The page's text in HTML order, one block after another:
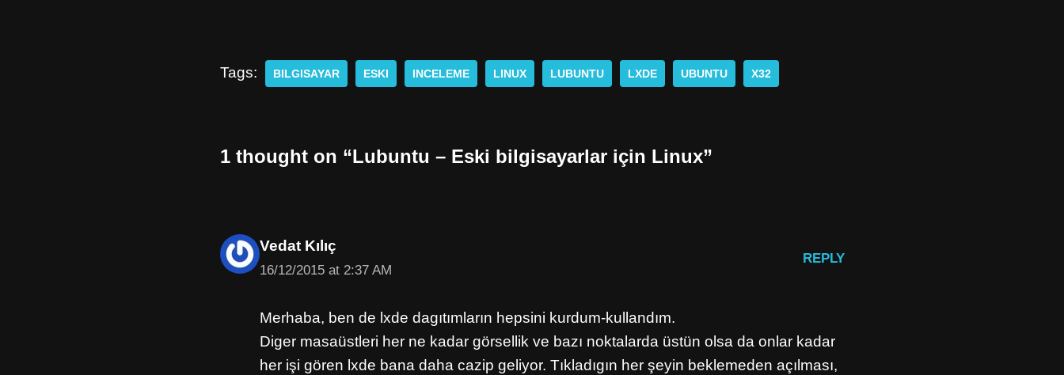
Tags: BILGISAYAR ESKI INCELEME LINUX LUBUNTU LXDE UBUNTU X32
1 thought on “Lubuntu – Eski bilgisayarlar için Linux”
Vedat Kılıç
16/12/2015 at 2:37 AM
REPLY
Merhaba, ben de lxde dagıtımların hepsini kurdum-kullandım.
Diger masaüstleri her ne kadar görsellik ve bazı noktalarda üstün olsa da onlar kadar
her işi gören lxde bana daha cazip geliyor. Tıkladıgın her şeyin beklemeden açılması,